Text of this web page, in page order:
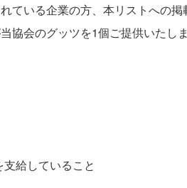
ている企業の方、本リストへの掲
協会のグッツを1個ご提供いたし
給していること